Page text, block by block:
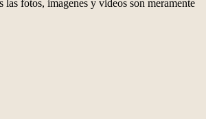
las fotos, imagenes y videos son meramente